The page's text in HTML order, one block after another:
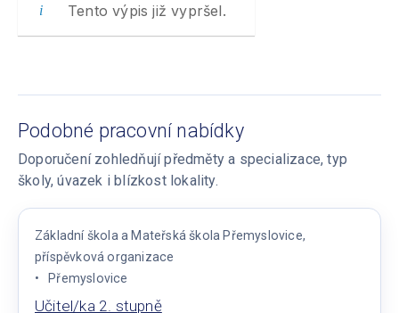
Tento výpis již vypršel.
Podobné pracovní nabídky
Doporučení zohledňují předměty a specializace, typ
školy, úvazek i blízkost lokality.
Základní škola a Mateřská škola Přemyslovice,
příspěvková organizace
Přemyslovice
Učitel/ka 2. stupně